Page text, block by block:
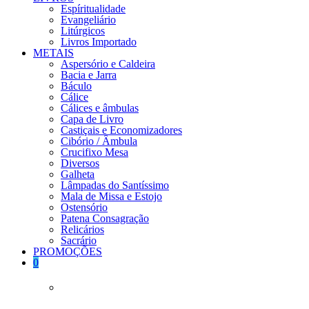
Espíritualidade
Evangeliário
Litúrgicos
Livros Importado
METAIS
Aspersório e Caldeira
Bacia e Jarra
Báculo
Cálice
Cálices e âmbulas
Capa de Livro
Castiçais e Economizadores
Cibório / Âmbula
Crucifixo Mesa
Diversos
Galheta
Lâmpadas do Santíssimo
Mala de Missa e Estojo
Ostensório
Patena Consagração
Relicários
Sacrário
PROMOÇÕES
0